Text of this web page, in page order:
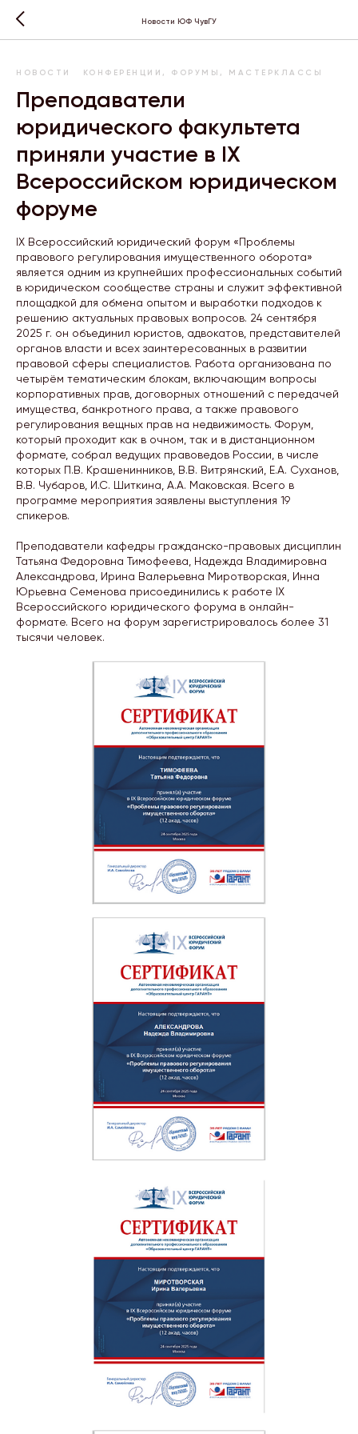
Новости ЮФ ЧувГУ
НОВОСТИ КОНФЕРЕНЦИИ, ФОРУМЫ, МАСТЕРКЛАССЫ
Преподаватели
юридического факультета
приняли участие в IX
Всероссийском юридическом
форуме
IX Всероссийский юридический форум «Проблемы
правового регулирования имущественного оборота»
является одним из крупнейших профессиональных событий
в юридическом сообществе страны и служит эффективной
площадкой для обмена опытом и выработки подходов к
решению актуальных правовых вопросов. 24 сентября
2025 г. он объединил юристов, адвокатов, представителей
органов власти и всех заинтересованных в развитии
правовой сферы специалистов. Работа организована по
четырём тематическим блокам, включающим вопросы
корпоративных прав, договорных отношений с передачей
имущества, банкротного права, а также правового
регулирования вещных прав на недвижимость. Форум,
который проходит как в очном, так и в дистанционном
формате, собрал ведущих правоведов России, в числе
которых П.В. Крашенинников, В.В. Витрянский, Е.А. Суханов,
В.В. Чубаров, И.С. Шиткина, А.А. Маковская. Всего в
программе мероприятия заявлены выступления 19
спикеров.
Преподаватели кафедры гражданско-правовых дисциплин
Татьяна Федоровна Тимофеева, Надежда Владимировна
Александрова, Ирина Валерьевна Миротворская, Инна
Юрьевна Семенова присоединились к работе IX
Всероссийского юридического форума в онлайн-
формате. Всего на форум зарегистрировалось более 31
тысячи человек.